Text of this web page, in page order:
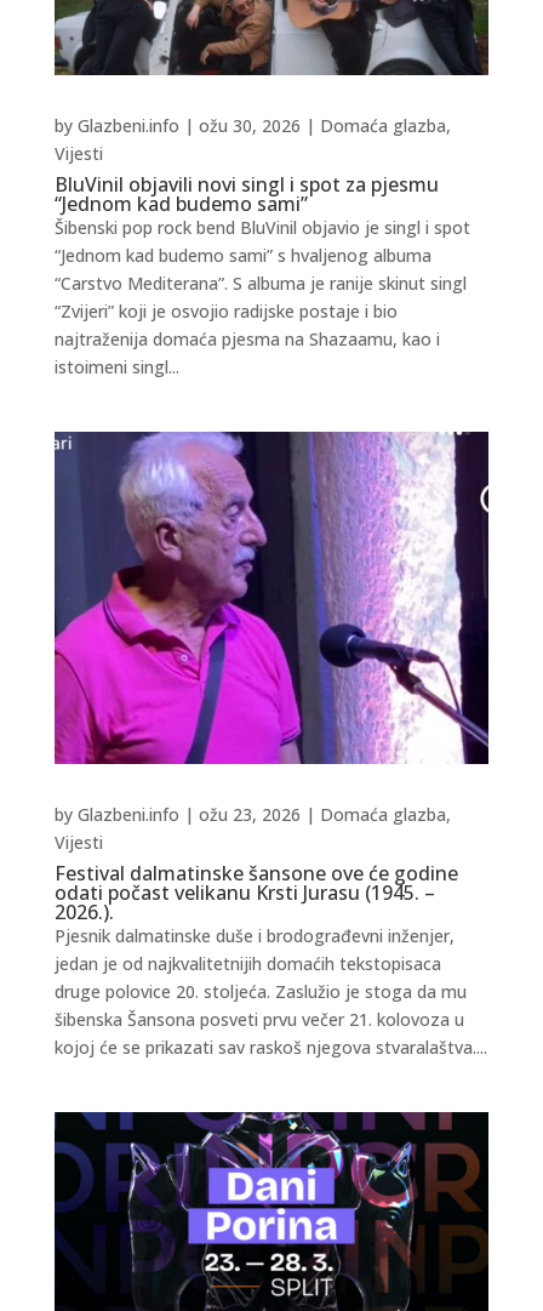
BluVinil objavili novi singl i spot za pjesmu
“Jednom kad budemo sami”
by Glazbeni.info | ožu 30, 2026 | Domaća glazba,
Vijesti
Šibenski pop rock bend BluVinil objavio je singl i spot
“Jednom kad budemo sami” s hvaljenog albuma
“Carstvo Mediterana”. S albuma je ranije skinut singl
“Zvijeri” koji je osvojio radijske postaje i bio
najtraženija domaća pjesma na Shazaamu, kao i
istoimeni singl...
Festival dalmatinske šansone ove će godine
odati počast velikanu Krsti Jurasu (1945. –
2026.).
by Glazbeni.info | ožu 23, 2026 | Domaća glazba,
Vijesti
Pjesnik dalmatinske duše i brodograđevni inženjer,
jedan je od najkvalitetnijih domaćih tekstopisaca
druge polovice 20. stoljeća. Zaslužio je stoga da mu
šibenska Šansona posveti prvu večer 21. kolovoza u
kojoj će se prikazati sav raskoš njegova stvaralaštva....